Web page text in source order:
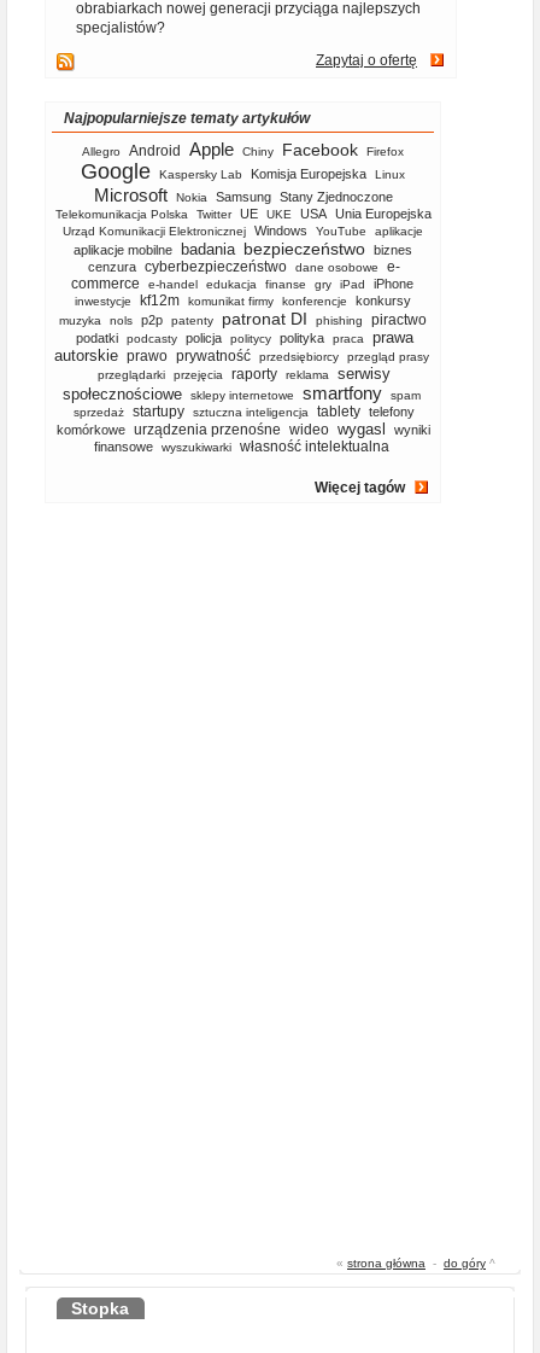
obrabiarkach nowej generacji przyciąga najlepszych
specjalistów?
Zapytaj o ofertę
Najpopularniejsze tematy artykułów
Allegro Android Apple Chiny Facebook Firefox
Google Kaspersky Lab Komisja Europejska Linux
Microsoft Nokia Samsung Stany Zjednoczone
Telekomunikacja Polska Twitter UE UKE USA Unia Europejska
Urząd Komunikacji Elektronicznej Windows YouTube aplikacje
aplikacje mobilne badania bezpieczeństwo biznes
cenzura cyberbezpieczeństwo dane osobowe
e-
commerce
e-handel edukacja finanse gry iPad iPhone
inwestycje kf12m komunikat firmy konferencje konkursy
muzyka nols p2p patenty patronat DI phishing piractwo
podatki podcasty policja politycy polityka praca
prawa
autorskie prawo prywatność przedsiębiorcy
przegląd prasy
przeglądarki
przejęcia raporty reklama
serwisy
społecznościowe
sklepy internetowe smartfony
spam
sprzedaż
startupy sztuczna inteligencja tablety telefony
komórkowe
urządzenia przenośne wideo wygasl
wyniki
finansowe
wyszukiwarki własność intelektualna
Więcej tagów
« strona główna - do góry ^
Stopka